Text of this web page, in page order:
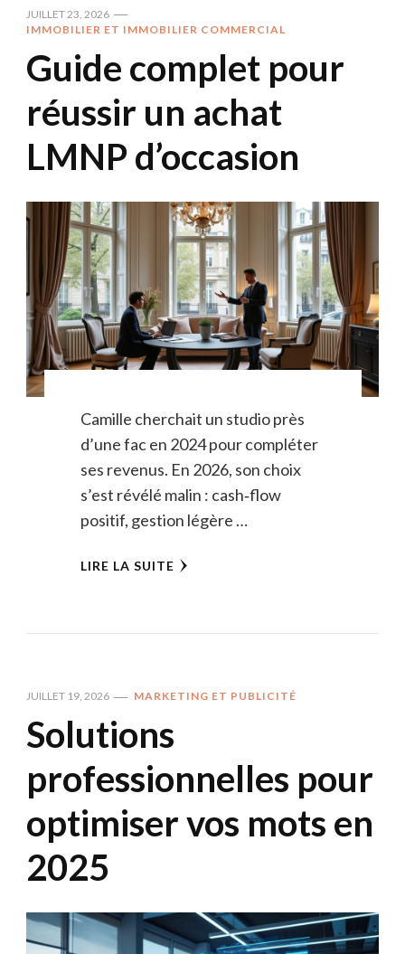
JUILLET 23, 2026
IMMOBILIER ET IMMOBILIER COMMERCIAL
Guide complet pour
réussir un achat
LMNP d’occasion
Camille cherchait un studio près
d’une fac en 2024 pour compléter
ses revenus. En 2026, son choix
s’est révélé malin : cash‑flow
positif, gestion légère …
LIRE LA SUITE
JUILLET 19, 2026 MARKETING ET PUBLICITÉ
Solutions
professionnelles pour
optimiser vos mots en
2025